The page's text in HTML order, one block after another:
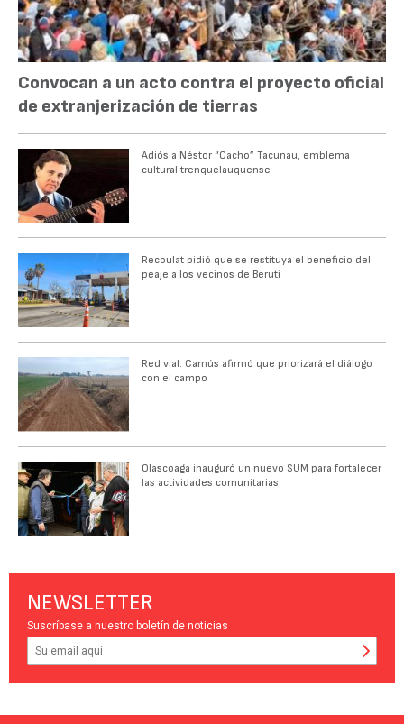
Convocan a un acto contra el proyecto oficial
de extranjerización de tierras
Adiós a Néstor “Cacho” Tacunau, emblema
cultural trenquelauquense
Recoulat pidió que se restituya el beneficio del
peaje a los vecinos de Beruti
Red vial: Camús afirmó que priorizará el diálogo
con el campo
Olascoaga inauguró un nuevo SUM para fortalecer
las actividades comunitarias
NEWSLETTER
Suscríbase a nuestro boletín de noticias